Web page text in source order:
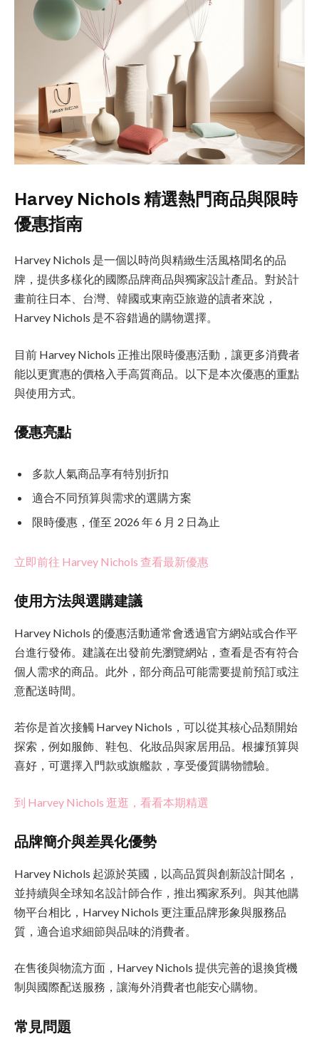
Harvey Nichols 精選熱門商品與限時
優惠指南
Harvey Nichols 是一個以時尚與精緻生活風格聞名的品
牌，提供多樣化的國際品牌商品與獨家設計產品。對於計
畫前往日本、台灣、韓國或東南亞旅遊的讀者來說，
Harvey Nichols 是不容錯過的購物選擇。
目前 Harvey Nichols 正推出限時優惠活動，讓更多消費者
能以更實惠的價格入手高質商品。以下是本次優惠的重點
與使用方式。
優惠亮點
多款人氣商品享有特別折扣
適合不同預算與需求的選購方案
限時優惠，僅至 2026 年 6 月 2 日為止
立即前往 Harvey Nichols 查看最新優惠
使用方法與選購建議
Harvey Nichols 的優惠活動通常會透過官方網站或合作平
台進行發佈。建議在出發前先瀏覽網站，查看是否有符合
個人需求的商品。此外，部分商品可能需要提前預訂或注
意配送時間。
若你是首次接觸 Harvey Nichols，可以從其核心品類開始
探索，例如服飾、鞋包、化妝品與家居用品。根據預算與
喜好，可選擇入門款或旗艦款，享受優質購物體驗。
到 Harvey Nichols 逛逛，看看本期精選
品牌簡介與差異化優勢
Harvey Nichols 起源於英國，以高品質與創新設計聞名，
並持續與全球知名設計師合作，推出獨家系列。與其他購
物平台相比，Harvey Nichols 更注重品牌形象與服務品
質，適合追求細節與品味的消費者。
在售後與物流方面，Harvey Nichols 提供完善的退換貨機
制與國際配送服務，讓海外消費者也能安心購物。
常見問題